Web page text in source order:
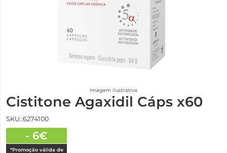
Imagem ilustrativa
Cistitone Agaxidil Cáps x60
SKU.:6274100
- 6€
*Promoção válida de